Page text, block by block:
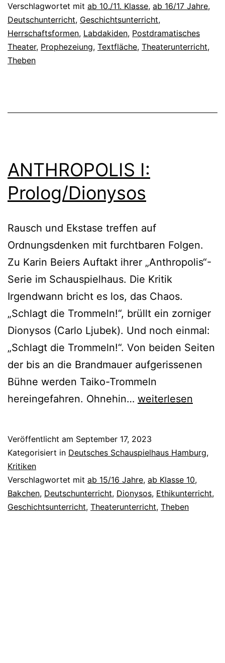
Verschlagwortet mit ab 10./11. Klasse, ab 16/17 Jahre,
Deutschunterricht, Geschichtsunterricht,
Herrschaftsformen, Labdakiden, Postdramatisches
Theater, Prophezeiung, Textfläche, Theaterunterricht,
Theben
ANTHROPOLIS I:
Prolog/Dionysos
Rausch und Ekstase treffen auf
Ordnungsdenken mit furchtbaren Folgen.
Zu Karin Beiers Auftakt ihrer „Anthropolis“-
Serie im Schauspielhaus. Die Kritik
Irgendwann bricht es los, das Chaos.
„Schlagt die Trommeln!“, brüllt ein zorniger
Dionysos (Carlo Ljubek). Und noch einmal:
„Schlagt die Trommeln!“. Von beiden Seiten
der bis an die Brandmauer aufgerissenen
Bühne werden Taiko-Trommeln
hereingefahren. Ohnehin… ANTHROPOLIS
weiterlesen
Veröffentlicht am September 17, 2023
Kategorisiert in Deutsches Schauspielhaus Hamburg,
Kritiken
Verschlagwortet mit ab 15/16 Jahre, ab Klasse 10,
Bakchen, Deutschunterricht, Dionysos, Ethikunterricht,
Geschichtsunterricht, Theaterunterricht, Theben